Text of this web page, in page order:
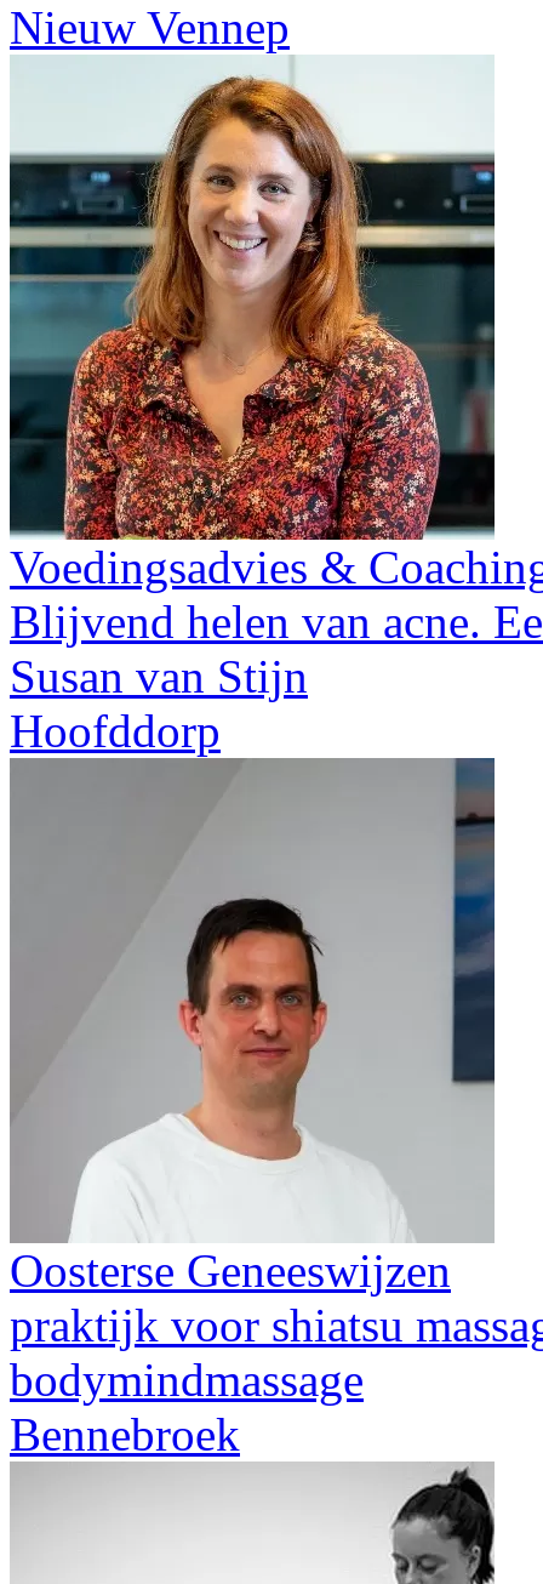
Nieuw Vennep
Voedingsadvies &
Blijvend helen van acne.
Susan van Stijn
Hoofddorp
Oosterse Geneeswijzen
praktijk voor shiatsu
bodymindmassage
Bennebroek